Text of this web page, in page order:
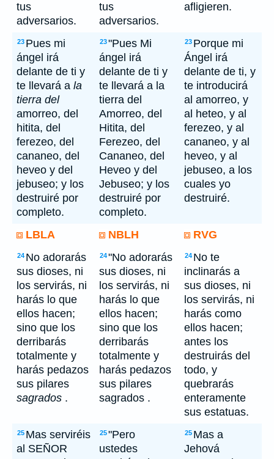
tus
adversarios.
tus
adversarios.
afligieren.
23 Pues mi
ángel irá
delante de ti y
te llevará a la
tierra del
amorreo, del
hitita, del
ferezeo, del
cananeo, del
heveo y del
jebuseo; y los
destruiré por
completo.
23"Pues Mi
ángel irá
delante de ti y
te llevará a la
tierra del
Amorreo, del
Hitita, del
Ferezeo, del
Cananeo, del
Heveo y del
Jebuseo; y los
destruiré por
completo.
23 Porque mi
Ángel irá
delante de ti, y
te introducirá
al amorreo, y
al heteo, y al
ferezeo, y al
cananeo, y al
heveo, y al
jebuseo, a los
cuales yo
destruiré.
LBLA NBLH RVG
24 No adorarás
sus dioses, ni
los servirás, ni
harás lo que
ellos hacen;
sino que los
derribarás
totalmente y
harás pedazos
sus pilares
sagrados .
24"No adorarás
sus dioses, ni
los servirás, ni
harás lo que
ellos hacen;
sino que los
derribarás
totalmente y
harás pedazos
sus pilares
sagrados .
24 No te
inclinarás a
sus dioses, ni
los servirás, ni
harás como
ellos hacen;
antes los
destruirás del
todo, y
quebrarás
enteramente
sus estatuas.
25 Mas serviréis
al SEÑOR
25"Pero
ustedes
25 Mas a
Jehová